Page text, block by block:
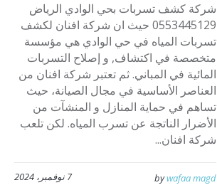
شركة كشف تسربات بحي الوادي الرياض
0553445129 حيث ان شركة افنان لكشف
تسربات المياه في حي الوادي هي مؤسسة
متخصصة في اكتشاف, و إصلاح التسربات
المائية في المباني. ثم تعتبر شركة افنان من
العناصر الأساسية في مجال الصيانة، حيث
تساهم في حماية المنازل و المنشآت من
الأضرار الناتجة عن تسرب المياه. لكن تلعب
شركة افنان...
7 نوفمبر، 2024 bywafaa magd